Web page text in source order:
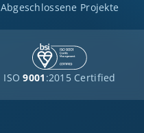
Abgeschlossene Projekte
ISO9001 :2015 Certified